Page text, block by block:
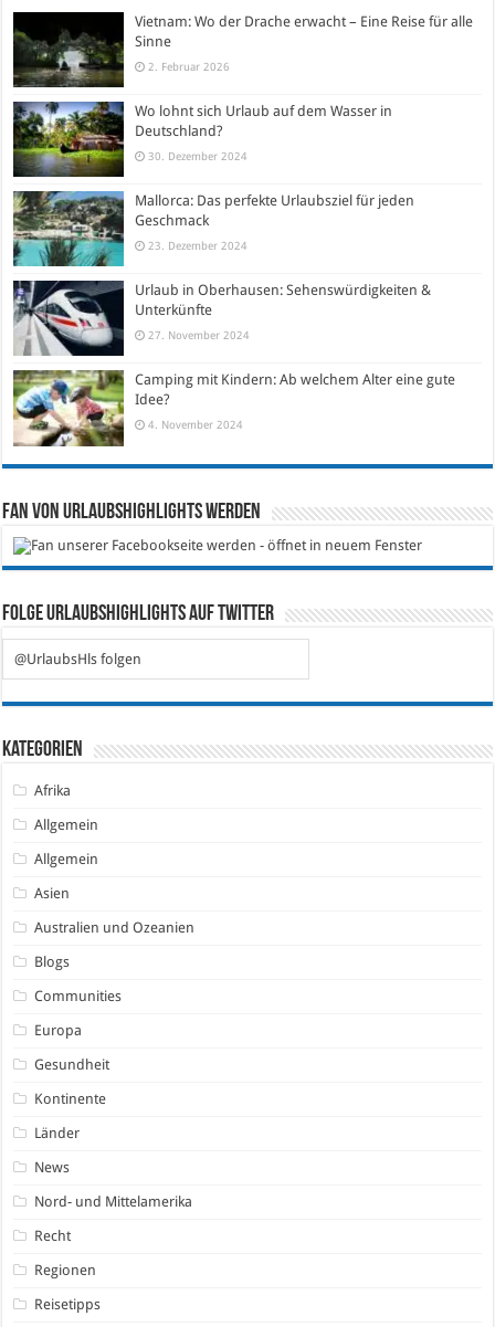
Vietnam: Wo der Drache erwacht – Eine Reise für alle
Sinne
2. Februar 2026
Wo lohnt sich Urlaub auf dem Wasser in
Deutschland?
30. Dezember 2024
Mallorca: Das perfekte Urlaubsziel für jeden
Geschmack
23. Dezember 2024
Urlaub in Oberhausen: Sehenswürdigkeiten &
Unterkünfte
27. November 2024
Camping mit Kindern: Ab welchem Alter eine gute
Idee?
4. November 2024
Fan von Urlaubshighlights werden
Folge Urlaubshighlights auf Twitter
@UrlaubsHls folgen
Kategorien
Afrika
Allgemein
Allgemein
Asien
Australien und Ozeanien
Blogs
Communities
Europa
Gesundheit
Kontinente
Länder
News
Nord- und Mittelamerika
Recht
Regionen
Reisetipps